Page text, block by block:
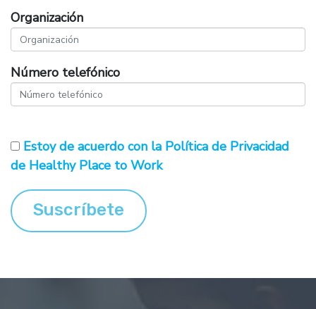
Organización
Número telefónico
Estoy de acuerdo con la Política de Privacidad
de Healthy Place to Work